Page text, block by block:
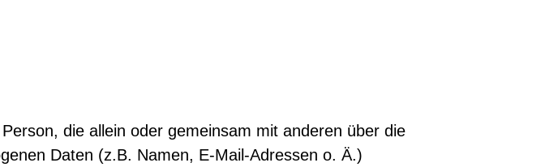
die allein oder gemeinsam mit anderen über die
Daten (z.B. Namen, E-Mail-Adressen o. Ä.)